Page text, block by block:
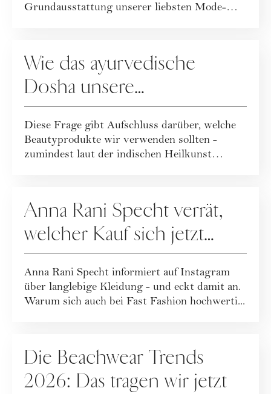
Grundausstattung unserer liebsten Mode-
Wie das ayurvedische
Dosha unsere
Beautyroutine beeinflusst
Diese Frage gibt Aufschluss darüber, welche
Beautyprodukte wir verwenden sollten -
zumindest laut der indischen Heilkunst
Anna Rani Specht verrät,
welcher Kauf sich jetzt
wirklich lohnt
Anna Rani Specht informiert auf Instagram
über langlebige Kleidung - und eckt damit an.
Warum sich auch bei Fast Fashion hochwerti...
Die Beachwear Trends
2026: Das tragen wir jetzt